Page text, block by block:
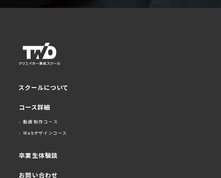
スクールについて
コース詳細
- 動画制作コース
- Webデザインコース
卒業生体験談
お問い合わせ